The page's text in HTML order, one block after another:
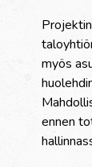
myös
ennen